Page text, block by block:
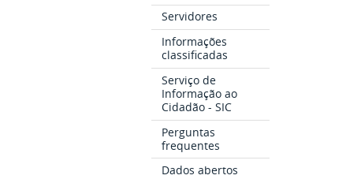
Servidores
Informações
classificadas
Serviço de
Informação ao
Cidadão - SIC
Perguntas
frequentes
Dados abertos